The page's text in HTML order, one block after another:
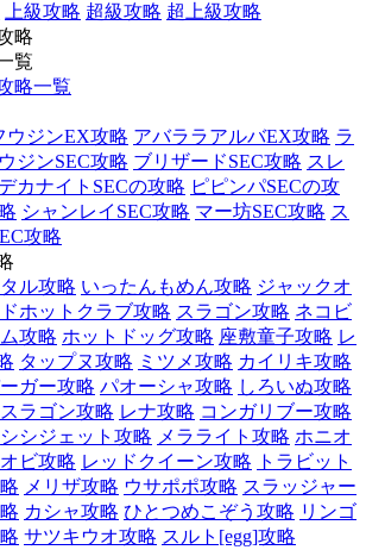
上級攻略 超級攻略 超上級攻略
略
覧
略一覧
ウジンEX攻略 アバララアルバEX攻略 ラ
ジンSEC攻略 ブリザードSEC攻略 スレ
デカナイトSECの攻略 ピピンパSECの攻
シャンレイSEC攻略 マー坊SEC攻略 ス
攻略
ル攻略 いったんもめん攻略 ジャックオ
ホットクラブ攻略 スラゴン攻略 ネコビ
攻略 ホットドッグ攻略 座敷童子攻略 レ
タップヌ攻略 ミツメ攻略 カイリキ攻略
ガー攻略 パオーシャ攻略 しろいぬ攻略
ラゴン攻略 レナ攻略 コンガリブー攻略
シシジェット攻略 メラライト攻略 ホニオ
ビ攻略 レッドクイーン攻略
トラビット
メリザ攻略 ウサポポ攻略 スラッジャー
カシャ攻略 ひとつめこぞう攻略 リンゴ
サツキウオ攻略 スルト[egg]攻略